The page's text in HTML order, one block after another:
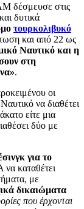
δέσμευσε στις
δυτικά
τουρκολιβυκό
και από 22 ως
Ναυτικό και η
στη
.
οι
να διαθέτει
είτε μια
δύο με
για το
καταθέτει
με
δικαιώματα
που έρχονται